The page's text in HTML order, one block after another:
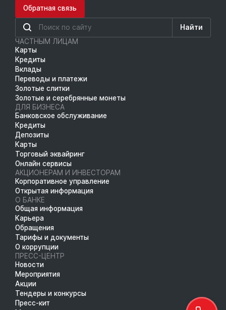
Обратная связь
Найти
ЧАСТНЫМ ЛИЦАМ
Карты
Кредиты
Вклады
Переводы и платежи
Золотые слитки
Золотые и серебрянные монеты
ДЛЯ БИЗНЕСА
Банковское обслуживание
Кредиты
Депозиты
Карты
Торговый эквайринг
Онлайн сервисы
АКЦИОНЕРАМ И ИНВЕСТОРАМ
Корпоративное управление
Открытая информация
О БАНКЕ
Общая информация
Карьера
Обращения
Тарифы и документы
О коррупции
ПРЕСС-ЦЕНТР
Новости
Мероприятия
Акции
Тендеры и конкурсы
Пресс-кит